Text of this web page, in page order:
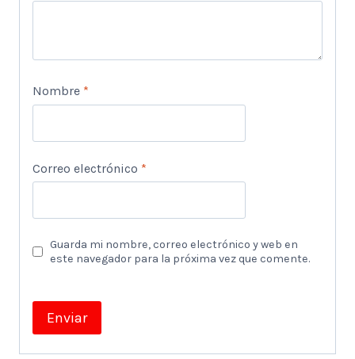
Nombre *
Correo electrónico *
Guarda mi nombre, correo electrónico y web en
este navegador para la próxima vez que comente.